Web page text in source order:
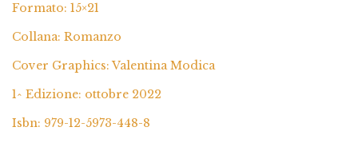
Formato: 15×21
Collana: Romanzo
Cover Graphics: Valentina Modica
1^ Edizione: ottobre 2022
Isbn: 979-12-5973-448-8